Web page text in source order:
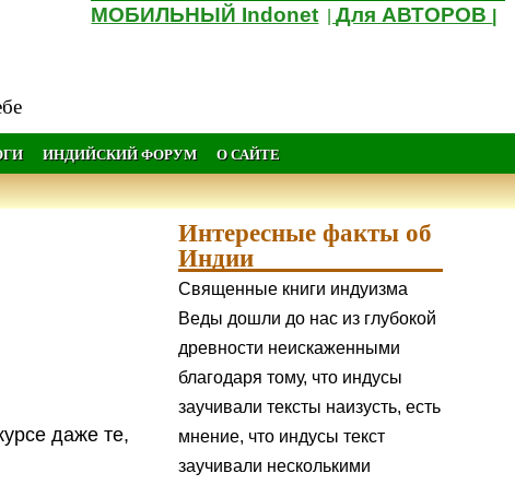
МОБИЛЬНЫЙ Indonet |Для АВТОРОВ
ИНДИЙСКИЙ ФОРУМ О САЙТЕ
даже те,
Интересные факты об
Индии
Священные книги индуизма
Веды дошли до нас из глубокой
древности неискаженными
благодаря тому, что индусы
заучивали тексты наизусть, есть
мнение, что индусы текст
заучивали несколькими